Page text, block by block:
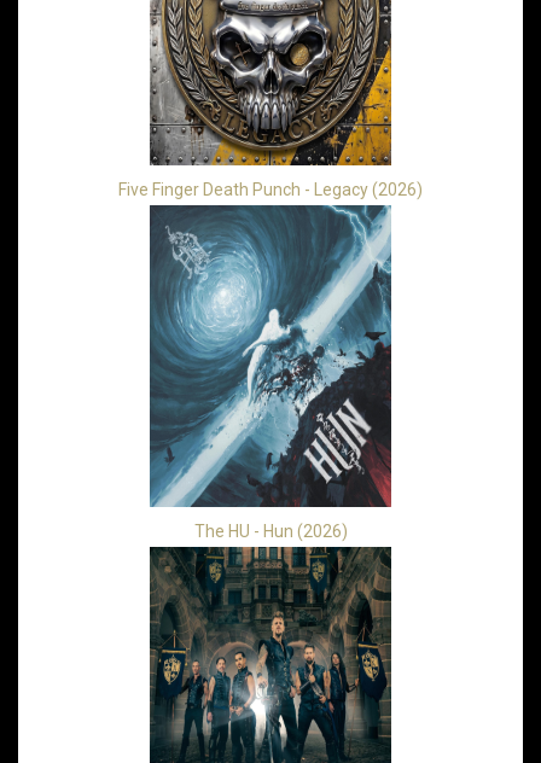
Five Finger Death Punch - Legacy (2026)
The HU - Hun (2026)